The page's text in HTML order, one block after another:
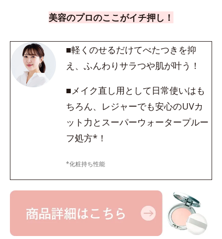
美容のプロのここがイチ押し！
■軽くのせるだけてべたつきを抑
え、ふんわりサラつや肌が叶う！
■メイク直し用として日常使いはも
ちろん、レジャーでも安心のUVカ
ット力とスーパーウォータープルー
フ処方*！
*化粧持ち性能